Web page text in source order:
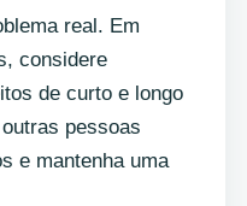
real. Em
considere
de curto e longo
pessoas
e mantenha uma